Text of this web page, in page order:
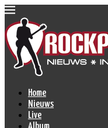
Home
Nieuws
Live